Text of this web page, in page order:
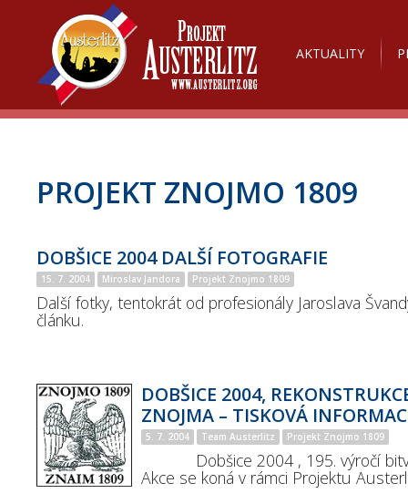
AKTUALITY
PROJEKT ZNOJMO 1809
DOBŠICE 2004 DALŠÍ FOTOGRAFIE
15. 7. 2004 Miroslav Jandora Projekt Znojmo 1809
Další fotky, tentokrát od profesionály Jaroslava
článku.
DOBŠICE 2004,
ZNOJMA – TISKOVÁ
5. 7. 2004 Team Austerlitz Projekt Znojmo 1809
Dobšice 2004 , 195. výročí
Akce se koná v rámci Projektu